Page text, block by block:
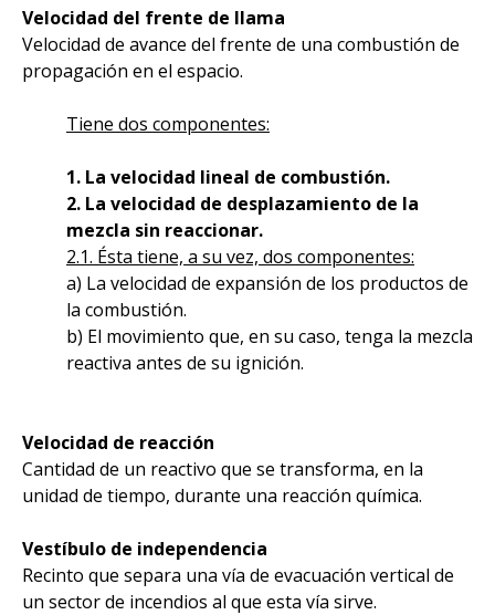
Velocidad del frente de llama
Velocidad de avance del frente de una combustión de
propagación en el espacio.
Tiene dos componentes:
1. La velocidad lineal de combustión.
2. La velocidad de desplazamiento de la
mezcla sin reaccionar.
2.1. Ésta tiene, a su vez, dos componentes:
a) La velocidad de expansión de los productos de
la combustión.
b) El movimiento que, en su caso, tenga la mezcla
reactiva antes de su ignición.
Velocidad de reacción
Cantidad de un reactivo que se transforma, en la
unidad de tiempo, durante una reacción química.
Vestíbulo de independencia
Recinto que separa una vía de evacuación vertical de
un sector de incendios al que esta vía sirve.